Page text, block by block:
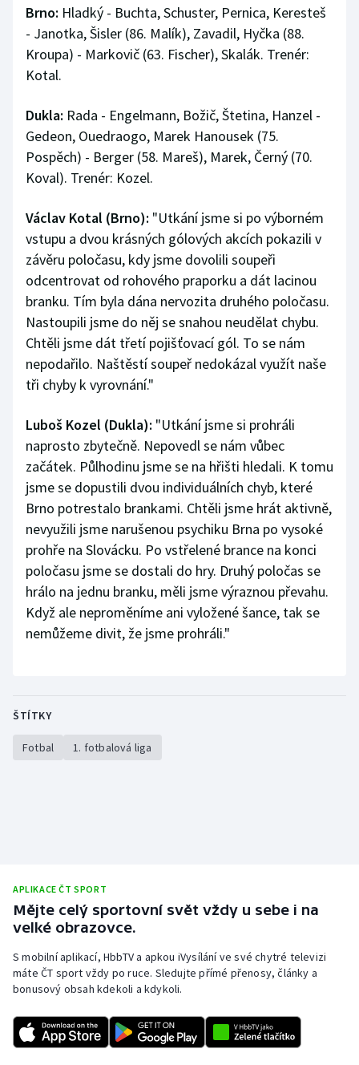
Stolní tenis
Triatlon
Vodní slalom
Volejbal
Brno: Hladký - Buchta, Schuster, Pernica, Keresteš
- Janotka, Šisler (86. Malík), Zavadil, Hyčka (88.
Kroupa) - Markovič (63. Fischer), Skalák. Trenér:
Kotal.
Dukla: Rada - Engelmann, Božič, Štetina, Hanzel -
Gedeon, Ouedraogo, Marek Hanousek (75.
Pospěch) - Berger (58. Mareš), Marek, Černý (70.
Koval). Trenér: Kozel.
Václav Kotal (Brno): "Utkání jsme si po výborném
vstupu a dvou krásných gólových akcích pokazili v
závěru poločasu, kdy jsme dovolili soupeři
odcentrovat od rohového praporku a dát lacinou
branku. Tím byla dána nervozita druhého poločasu.
Nastoupili jsme do něj se snahou neudělat chybu.
Chtěli jsme dát třetí pojišťovací gól. To se nám
nepodařilo. Naštěstí soupeř nedokázal využít naše
tři chyby k vyrovnání."
Luboš Kozel (Dukla): "Utkání jsme si prohráli
naprosto zbytečně. Nepovedl se nám vůbec
začátek. Půlhodinu jsme se na hřišti hledali. K tomu
jsme se dopustili dvou individuálních chyb, které
Brno potrestalo brankami. Chtěli jsme hrát aktivně,
nevyužili jsme narušenou psychiku Brna po vysoké
prohře na Slovácku. Po vstřelené brance na konci
poločasu jsme se dostali do hry. Druhý poločas se
hrálo na jednu branku, měli jsme výraznou převahu.
Když ale neproměníme ani vyložené šance, tak se
nemůžeme divit, že jsme prohráli."
ŠTÍTKY
Fotbal 1. fotbalová liga
APLIKACE ČT SPORT
Mějte celý sportovní svět vždy u sebe i na
velké obrazovce.
S mobilní aplikací, HbbTV a apkou iVysílání ve své chytré televizi
máte ČT sport vždy po ruce. Sledujte přímé přenosy, články a
bonusový obsah kdekoli a kdykoli.